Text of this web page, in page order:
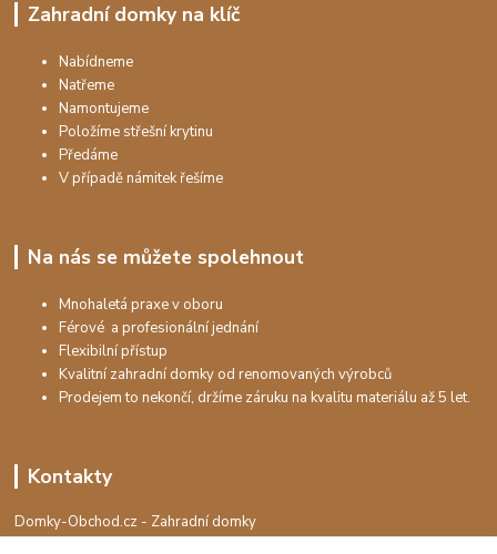
Zahradní domky na klíč
Nabídneme
Natřeme
Namontujeme
Položíme střešní krytinu
Předáme
V případě námitek řešíme
Na nás se můžete spolehnout
Mnohaletá praxe v oboru
Férové a profesionální jednání
Flexibilní přístup
Kvalitní zahradní domky od renomovaných výrobců
Prodejem to nekončí, držíme záruku na kvalitu materiálu až 5 let.
Kontakty
Domky-Obchod.cz - Zahradní domky
+420 730 501 925